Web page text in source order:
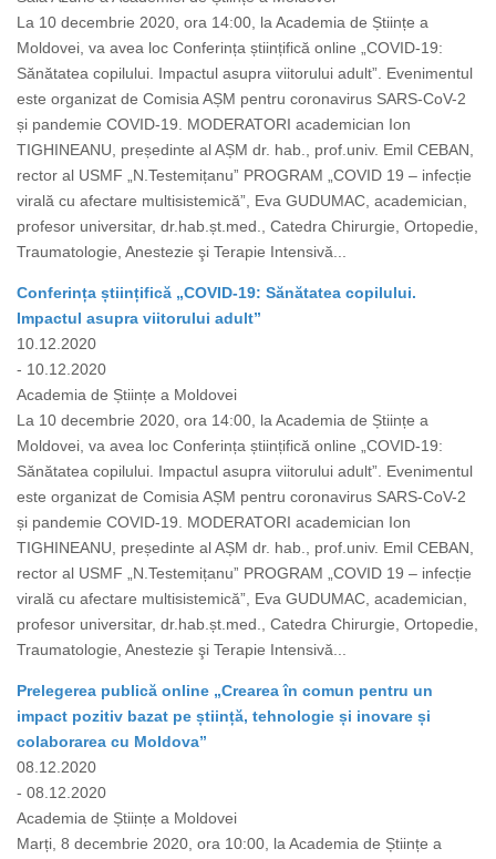
La 10 decembrie 2020, ora 14:00, la Academia de Științe a
Moldovei, va avea loc Conferința științifică online „COVID-19:
Sănătatea copilului. Impactul asupra viitorului adult”. Evenimentul
este organizat de Comisia AȘM pentru coronavirus SARS-CoV-2
și pandemie COVID-19. MODERATORI academician Ion
TIGHINEANU, președinte al AȘM dr. hab., prof.univ. Emil CEBAN,
rector al USMF „N.Testemițanuˮ PROGRAM „COVID 19 – infecție
virală cu afectare multisistemică”, Eva GUDUMAC, academician,
profesor universitar, dr.hab.șt.med., Catedra Chirurgie, Ortopedie,
Traumatologie, Anestezie şi Terapie Intensivă...
Conferința științifică „COVID-19: Sănătatea copilului.
Impactul asupra viitorului adult”
10.12.2020
- 10.12.2020
Academia de Științe a Moldovei
La 10 decembrie 2020, ora 14:00, la Academia de Științe a
Moldovei, va avea loc Conferința științifică online „COVID-19:
Sănătatea copilului. Impactul asupra viitorului adult”. Evenimentul
este organizat de Comisia AȘM pentru coronavirus SARS-CoV-2
și pandemie COVID-19. MODERATORI academician Ion
TIGHINEANU, președinte al AȘM dr. hab., prof.univ. Emil CEBAN,
rector al USMF „N.Testemițanuˮ PROGRAM „COVID 19 – infecție
virală cu afectare multisistemică”, Eva GUDUMAC, academician,
profesor universitar, dr.hab.șt.med., Catedra Chirurgie, Ortopedie,
Traumatologie, Anestezie şi Terapie Intensivă...
Prelegerea publică online „Crearea în comun pentru un
impact pozitiv bazat pe știință, tehnologie și inovare și
colaborarea cu Moldova”
08.12.2020
- 08.12.2020
Academia de Științe a Moldovei
Marți, 8 decembrie 2020, ora 10:00, la Academia de Științe a